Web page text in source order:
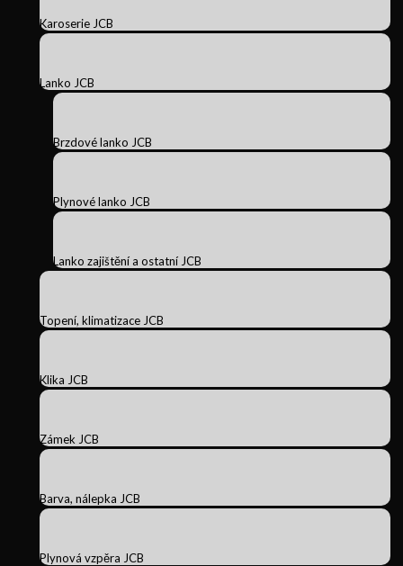
Karoserie JCB
Lanko JCB
Brzdové lanko JCB
Plynové lanko JCB
Lanko zajištění a ostatní JCB
Topení, klimatizace JCB
Klika JCB
Zámek JCB
Barva, nálepka JCB
Plynová vzpěra JCB